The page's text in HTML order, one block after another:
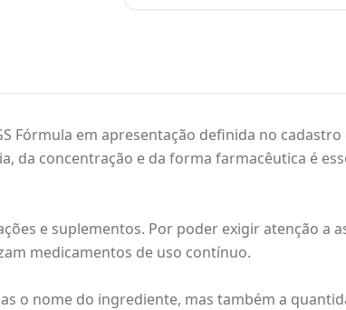
Fórmula em apresentação definida no
da concentração e da forma farmacêutica é
e suplementos. Por poder exigir atenção a
medicamentos de uso contínuo.
o nome do ingrediente, mas também a